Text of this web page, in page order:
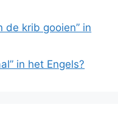
de krib gooien” in
in het Engels?